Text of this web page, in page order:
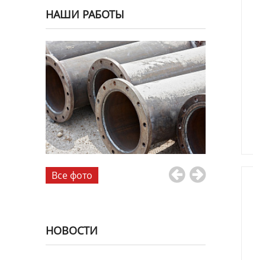
НАШИ РАБОТЫ
Все фото
НОВОСТИ